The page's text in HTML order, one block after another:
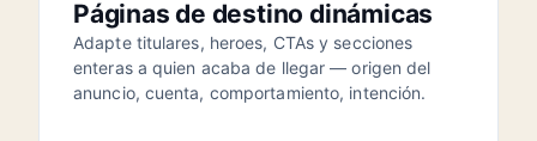
Páginas de destino dinámicas
Adapte titulares, heroes, CTAs y secciones
enteras a quien acaba de llegar — origen del
anuncio, cuenta, comportamiento, intención.